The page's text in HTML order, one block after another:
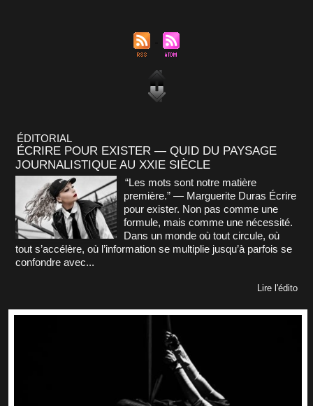
ÉDITORIAL
ÉCRIRE POUR EXISTER — QUID DU PAYSAGE
JOURNALISTIQUE AU XXIE SIÈCLE
“Les mots sont notre matière
première.” — Marguerite Duras Écrire
pour exister. Non pas comme une
formule, mais comme une nécessité.
Dans un monde où tout circule, où
tout s’accélère, où l’information se multiplie jusqu’à parfois se
confondre avec...
Lire l'édito